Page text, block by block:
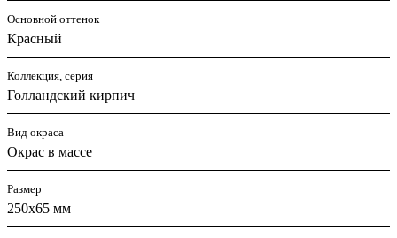
Основной оттенок
Красный
Коллекция, серия
Голландский кирпич
Вид окраса
Окрас в массе
Размер
250х65 мм